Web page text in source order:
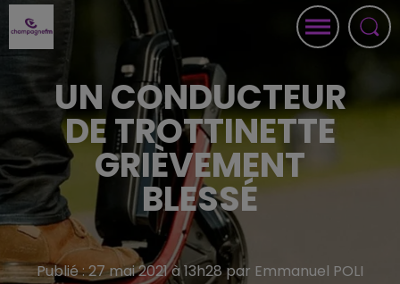
UN CONDUCTEUR
DE TROTTINETTE
GRIÈVEMENT
BLESSÉ
Publié : 27 mai 2021 à 13h28 par Emmanuel POLI